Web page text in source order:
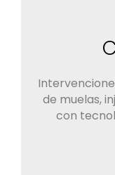
de muelas,
con